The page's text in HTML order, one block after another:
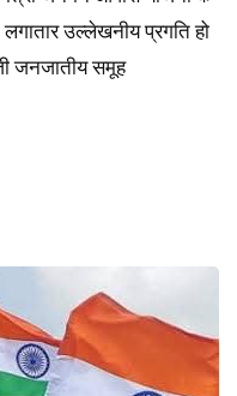
उल्लेखनीय प्रगति हो
जनजातीय समूह